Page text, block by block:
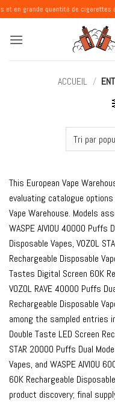
Passer
au
contenu
quantité de cigarettes
ACCUEIL /
This European Vape
evaluating catalogue
Vape Warehouse. Models
WASPE AIVIOU 40000 Puffs
Disposable Vapes, VOZOL
Rechargeable Disposable
Tastes Digital Screen 60K
VOZOL RAVE 40000 Puffs
Rechargeable Disposable
among the sampled entries
Double Taste LED Screen
STAR 20000 Puffs Dual
Vapes, and WASPE AIVIOU
60K Rechargeable
product discovery; final